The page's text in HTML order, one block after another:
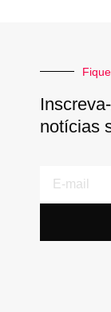
notícias